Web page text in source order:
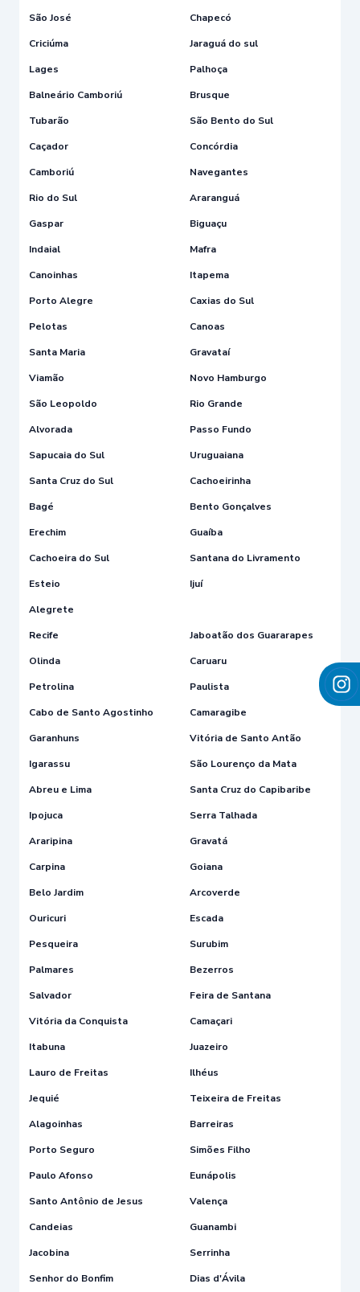
São José
Chapecó
Criciúma
Jaraguá do sul
Lages
Palhoça
Balneário Camboriú
Brusque
Tubarão
São Bento do Sul
Caçador
Concórdia
Camboriú
Navegantes
Rio do Sul
Araranguá
Gaspar
Biguaçu
Indaial
Mafra
Canoinhas
Itapema
Porto Alegre
Caxias do Sul
Pelotas
Canoas
Santa Maria
Gravataí
Viamão
Novo Hamburgo
São Leopoldo
Rio Grande
Alvorada
Passo Fundo
Sapucaia do Sul
Uruguaiana
Santa Cruz do Sul
Cachoeirinha
Bagé
Bento Gonçalves
Erechim
Guaíba
Cachoeira do Sul
Santana do Livramento
Esteio
Ijuí
Alegrete
Recife
Jaboatão dos Guararapes
Olinda
Caruaru
Petrolina
Paulista
Cabo de Santo Agostinho
Camaragibe
Garanhuns
Vitória de Santo Antão
Igarassu
São Lourenço da Mata
Abreu e Lima
Santa Cruz do Capibaribe
Ipojuca
Serra Talhada
Araripina
Gravatá
Carpina
Goiana
Belo Jardim
Arcoverde
Ouricuri
Escada
Pesqueira
Surubim
Palmares
Bezerros
Salvador
Feira de Santana
Vitória da Conquista
Camaçari
Itabuna
Juazeiro
Lauro de Freitas
Ilhéus
Jequié
Teixeira de Freitas
Alagoinhas
Barreiras
Porto Seguro
Simões Filho
Paulo Afonso
Eunápolis
Santo Antônio de Jesus
Valença
Candeias
Guanambi
Jacobina
Serrinha
Senhor do Bonfim
Dias d'Ávila